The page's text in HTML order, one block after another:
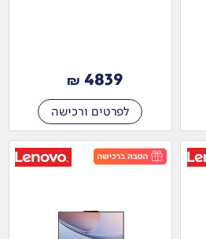
4839
₪
לפרטים ורכישה